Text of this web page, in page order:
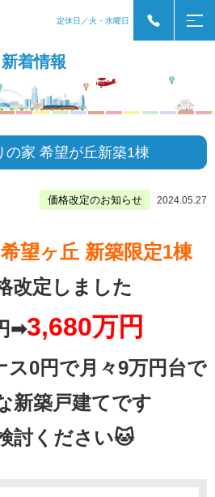
定休日／火・水曜日
新着情報
家 希望が丘新築1棟
価格改定のお知らせ 2024.05.27
望ヶ丘 新築限定1棟
改定しました
➡3,680万円
ス0円で月々9万円台で
新築戸建てです
討ください🐱